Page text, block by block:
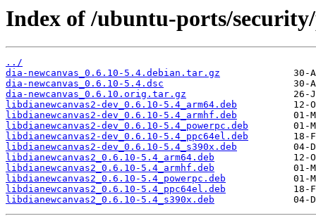
Index of /ubuntu-ports/
../
dia-newcanvas_0.6.10-5.4.debian.tar.gz
dia-newcanvas_0.6.10-5.4.dsc
dia-newcanvas_0.6.10.orig.tar.gz
libdianewcanvas2-dev_0.6.10-5.4_arm64.deb
libdianewcanvas2-dev_0.6.10-5.4_armhf.deb
libdianewcanvas2-dev_0.6.10-5.4_powerpc.deb
libdianewcanvas2-dev_0.6.10-5.4_ppc64el.deb
libdianewcanvas2-dev_0.6.10-5.4_s390x.deb
libdianewcanvas2_0.6.10-5.4_arm64.deb
libdianewcanvas2_0.6.10-5.4_armhf.deb
libdianewcanvas2_0.6.10-5.4_powerpc.deb
libdianewcanvas2_0.6.10-5.4_ppc64el.deb
libdianewcanvas2_0.6.10-5.4_s390x.deb